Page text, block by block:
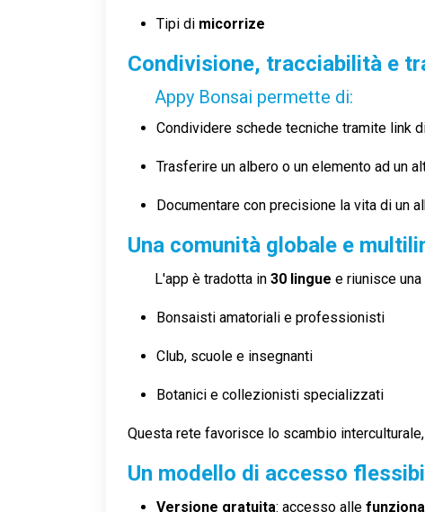
Tipi di micorrize
Condivisione, tracciabilità e
Appy Bonsai permette di:
Condividere schede tecniche tramite link
Trasferire un albero o un elemento ad un
Documentare con precisione la vita di un
Una comunità globale e
L'app è tradotta in 30 lingue e riunisce
Bonsaisti amatoriali e professionisti
Club, scuole e insegnanti
Botanici e collezionisti specializzati
Questa rete favorisce lo scambio
Un modello di accesso
Versione gratuita: accesso alle